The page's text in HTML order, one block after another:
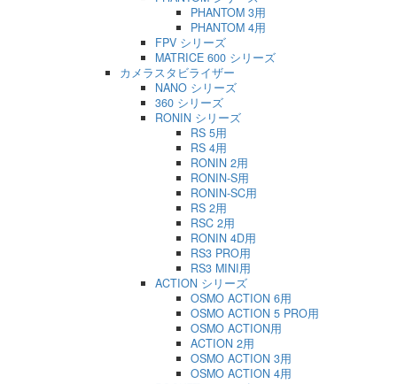
PHANTOM 3用
PHANTOM 4用
FPV シリーズ
MATRICE 600 シリーズ
カメラスタビライザー
NANO シリーズ
360 シリーズ
RONIN シリーズ
RS 5用
RS 4用
RONIN 2用
RONIN-S用
RONIN-SC用
RS 2用
RSC 2用
RONIN 4D用
RS3 PRO用
RS3 MINI用
ACTION シリーズ
OSMO ACTION 6用
OSMO ACTION 5 PRO用
OSMO ACTION用
ACTION 2用
OSMO ACTION 3用
OSMO ACTION 4用